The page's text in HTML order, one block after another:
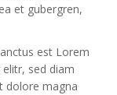
et gubergren,
est Lorem
sed diam
dolore magna